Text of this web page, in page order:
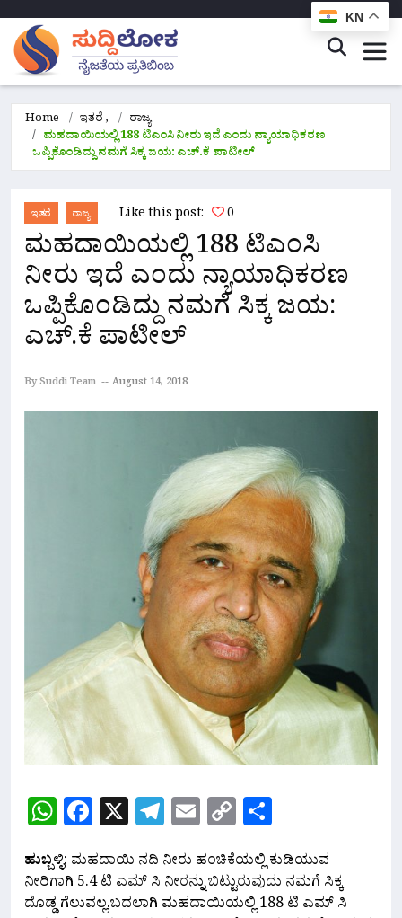
Home ಇತರೆ,
ರಾಜ್ಯ
ಮಹದಾಯಿಯಲ್ಲಿ‌ 188 ಟಿಎಂಸಿ ನೀರು ಇದೆ ಎಂದು ನ್ಯಾಯಾಧಿಕರಣ
ಒಪ್ಪಿಕೊಂಡಿದ್ದು ನಮಗೆ ಸಿಕ್ಕ ಜಯ: ಎಚ್.ಕೆ ಪಾಟೀಲ್
ಇತರೆ ರಾಜ್ಯ Like this post: 0
ಮಹದಾಯಿಯಲ್ಲಿ‌ 188 ಟಿಎಂಸಿ
ನೀರು ಇದೆ ಎಂದು ನ್ಯಾಯಾಧಿಕರಣ
ಒಪ್ಪಿಕೊಂಡಿದ್ದು ನಮಗೆ ಸಿಕ್ಕ ಜಯ:
ಎಚ್.ಕೆ ಪಾಟೀಲ್
By Suddi Team August 14, 2018
WhatsApp
Facebook
X Telegram
Email
Copy
Link
ಹುಬ್ಬಳ್ಳಿ: ಮಹದಾಯಿ ನದಿ ನೀರು ಹಂಚಿಕೆಯಲ್ಲಿ ಕುಡಿಯುವ
ನೀರಿಗಾಗಿ 5.4 ಟಿ ಎಮ್ ಸಿ ನೀರನ್ನು ಬಿಟ್ಟುರುವುದು ನಮಗೆ ಸಿಕ್ಕ
ದೊಡ್ಡ ಗೆಲುವಲ್ಲ.ಬದಲಾಗಿ ಮಹದಾಯಿಯಲ್ಲಿ 188 ಟಿ ಎಮ್ ಸಿ
KN